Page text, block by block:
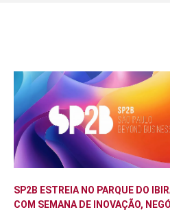
SP2B ESTREIA NO PARQUE DO
COM SEMANA DE INOVAÇÃO,